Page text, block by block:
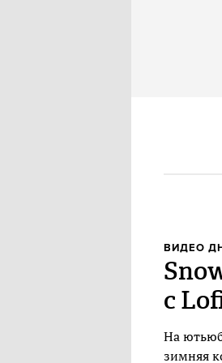
ВИДЕО
с
На
зимняя